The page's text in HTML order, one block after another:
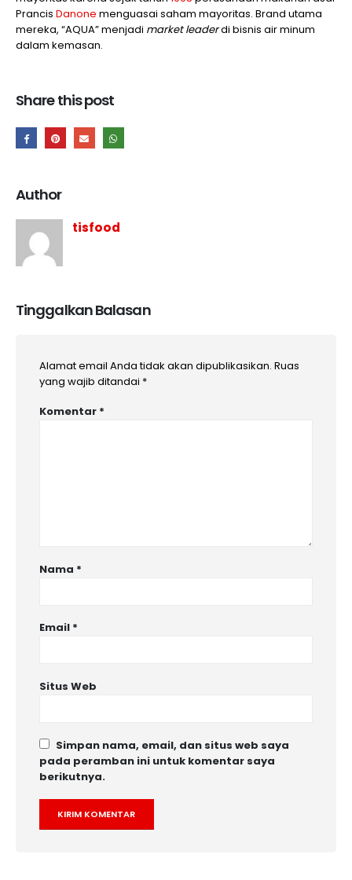
Prancis Danone menguasai saham mayoritas. Brand utama
mereka, “AQUA” menjadi market leaderdi bisnis air minum
dalam kemasan.
Share this post
Author
tisfood
Tinggalkan Balasan
Alamat email Anda tidak akan dipublikasikan. Ruas
yang wajib ditandai *
Komentar *
Nama *
Email *
Situs Web
Simpan nama, email, dan situs web saya
pada peramban ini untuk komentar saya
berikutnya.